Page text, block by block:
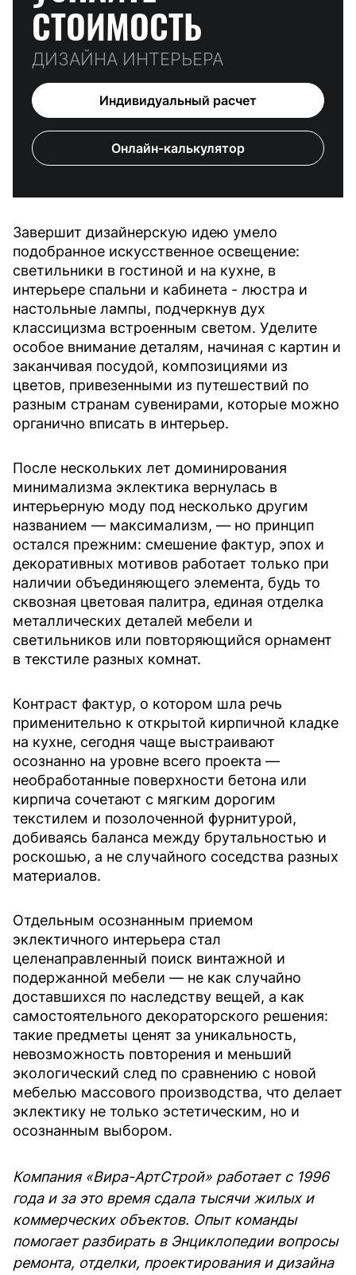
СТОИМОСТЬ
ДИЗАЙНА ИНТЕРЬЕРА
Индивидуальный расчет
Онлайн-калькулятор
Завершит дизайнерскую идею умело
подобранное искусственное освещение:
светильники в гостиной и на кухне, в
интерьере спальни и кабинета - люстра и
настольные лампы, подчеркнув дух
классицизма встроенным светом. Уделите
особое внимание деталям, начиная с картин и
заканчивая посудой, композициями из
цветов, привезенными из путешествий по
разным странам сувенирами, которые можно
органично вписать в интерьер.
После нескольких лет доминирования
минимализма эклектика вернулась в
интерьерную моду под несколько другим
названием — максимализм, — но принцип
остался прежним: смешение фактур, эпох и
декоративных мотивов работает только при
наличии объединяющего элемента, будь то
сквозная цветовая палитра, единая отделка
металлических деталей мебели и
светильников или повторяющийся орнамент
в текстиле разных комнат.
Контраст фактур, о котором шла речь
применительно к открытой кирпичной кладке
на кухне, сегодня чаще выстраивают
осознанно на уровне всего проекта —
необработанные поверхности бетона или
кирпича сочетают с мягким дорогим
текстилем и позолоченной фурнитурой,
добиваясь баланса между брутальностью и
роскошью, а не случайного соседства разных
материалов.
Отдельным осознанным приемом
эклектичного интерьера стал
целенаправленный поиск винтажной и
подержанной мебели — не как случайно
доставшихся по наследству вещей, а как
самостоятельного декораторского решения:
такие предметы ценят за уникальность,
невозможность повторения и меньший
экологический след по сравнению с новой
мебелью массового производства, что делает
эклектику не только эстетическим, но и
осознанным выбором.
Компания «Вира-АртСтрой» работает с 1996
года и за это время сдала тысячи жилых и
коммерческих объектов. Опыт команды
помогает разбирать в Энциклопедии вопросы
ремонта, отделки, проектирования и дизайна